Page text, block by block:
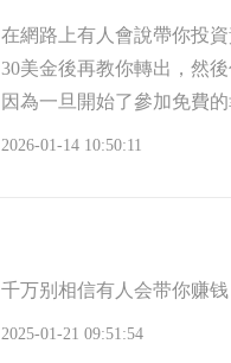
在網路上有人會說帶你投
30美金後再教你轉出，然
因為一旦開始了參加免費
任務會再給你一
2026-01-14 10:50:11
千万别相信有人会带你赚
2025-01-21 09:51:54